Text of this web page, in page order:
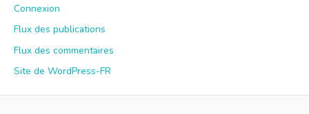
Connexion
Flux des publications
Flux des commentaires
Site de WordPress-FR